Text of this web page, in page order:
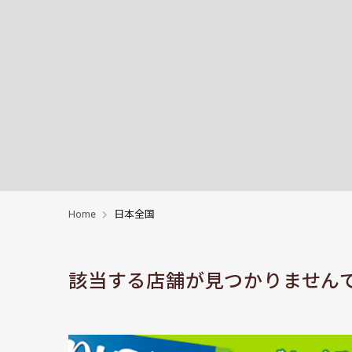
Home 日本全国
該当する店舗が見つかりません